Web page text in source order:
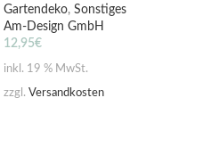
Gartendeko, Sonstiges
Am-Design GmbH
12,95€
inkl. 19 % MwSt.
zzgl. Versandkosten